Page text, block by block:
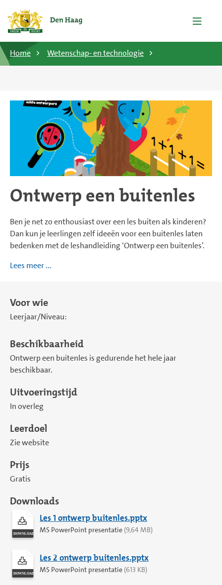
Home Wetenschap- en technologie
Ontwerp een buitenles
Ben je net zo enthousiast over een les buiten als kinderen?
Dan kun je leerlingen zelf ideeën voor een buitenles laten
bedenken met de leshandleiding ‘Ontwerp een buitenles’.
Lees meer ...
Voor wie
Leerjaar/Niveau:
Beschikbaarheid
Ontwerp een buitenles is gedurende het hele jaar
beschikbaar.
Uitvoeringstijd
In overleg
Leerdoel
Zie website
Prijs
Gratis
Downloads
Les 1 ontwerp buitenles.pptx
MS PowerPoint presentatie (9,64 MB)
Les 2 ontwerp buitenles.pptx
MS PowerPoint presentatie (613 KB)